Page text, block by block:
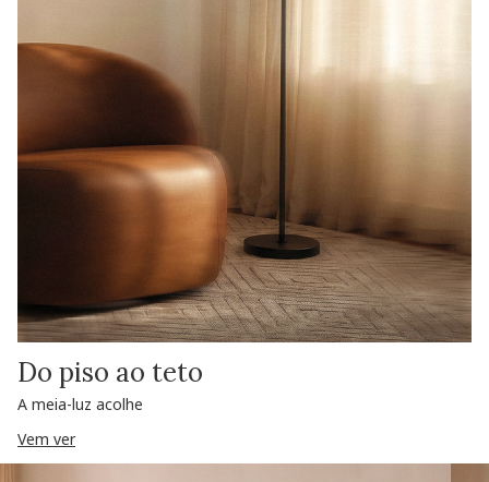
Do piso ao teto
A meia-luz acolhe
Vem ver